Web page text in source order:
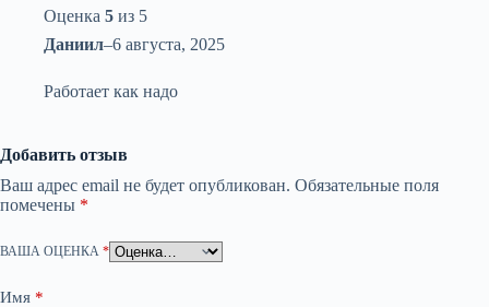
Оценка 5 из 5
Даниил–6 августа, 2025
Работает как надо
Добавить отзыв
Ваш адрес email не будет опубликован. Обязательные поля
помечены *
ВАША ОЦЕНКА *
Имя *